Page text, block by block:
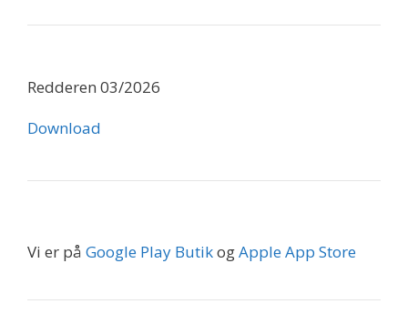
Redderen 03/2026
Download
Vi er på Google Play ButikogApple App Store